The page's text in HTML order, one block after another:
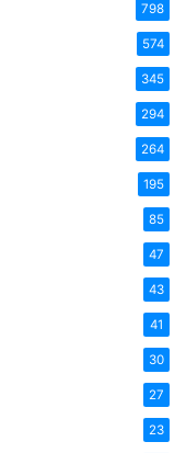
798
574
345
294
264
195
85
47
43
41
30
27
23